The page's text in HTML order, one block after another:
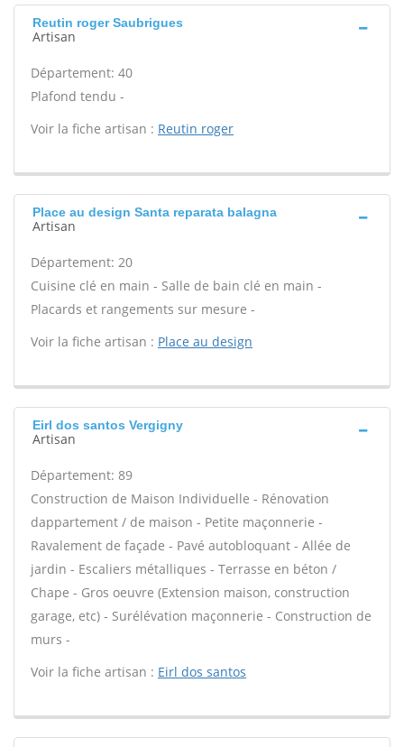
Reutin roger Saubrigues
Artisan
Département: 40
Plafond tendu -
Voir la fiche artisan : Reutin roger
Place au design Santa reparata balagna
Artisan
Département: 20
Cuisine clé en main - Salle de bain clé en main -
Placards et rangements sur mesure -
Voir la fiche artisan : Place au design
Eirl dos santos Vergigny
Artisan
Département: 89
Construction de Maison Individuelle - Rénovation
dappartement / de maison - Petite maçonnerie -
Ravalement de façade - Pavé autobloquant - Allée de
jardin - Escaliers métalliques - Terrasse en béton /
Chape - Gros oeuvre (Extension maison, construction
garage, etc) - Surélévation maçonnerie - Construction de
murs -
Voir la fiche artisan : Eirl dos santos